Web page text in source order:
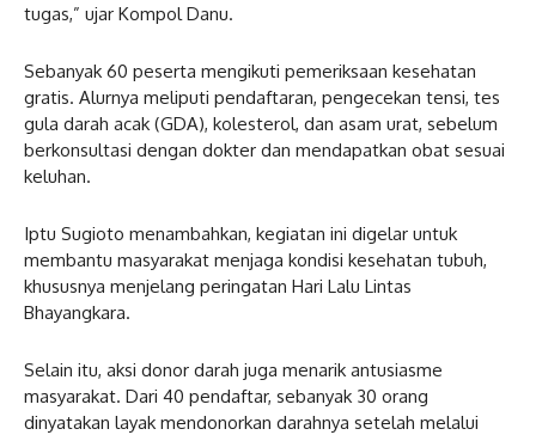
tugas,” ujar Kompol Danu.
Sebanyak 60 peserta mengikuti pemeriksaan kesehatan
gratis. Alurnya meliputi pendaftaran, pengecekan tensi, tes
gula darah acak (GDA), kolesterol, dan asam urat, sebelum
berkonsultasi dengan dokter dan mendapatkan obat sesuai
keluhan.
Iptu Sugioto menambahkan, kegiatan ini digelar untuk
membantu masyarakat menjaga kondisi kesehatan tubuh,
khususnya menjelang peringatan Hari Lalu Lintas
Bhayangkara.
Selain itu, aksi donor darah juga menarik antusiasme
masyarakat. Dari 40 pendaftar, sebanyak 30 orang
dinyatakan layak mendonorkan darahnya setelah melalui